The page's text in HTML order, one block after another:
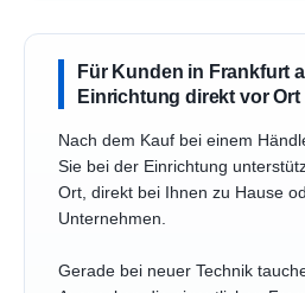
Für Kunden in Frankfurt
Einrichtung direkt vor Ort
Nach dem Kauf bei einem
Sie bei der Einrichtung
Ort, direkt bei Ihnen zu Hause
Unternehmen.
Gerade bei neuer Technik